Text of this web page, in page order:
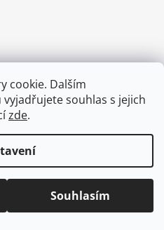
cookie. Dalším
souhlas s jejich
zde.
Souhlasím